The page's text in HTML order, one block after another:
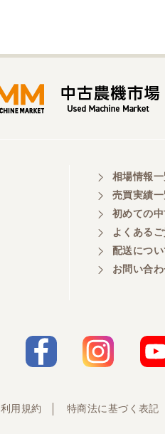
相場情報
売買実績
初めての
よくある
配送につい
お問い合
利用規約 特商法に基づく表記